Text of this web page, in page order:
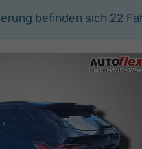
befinden sich 22